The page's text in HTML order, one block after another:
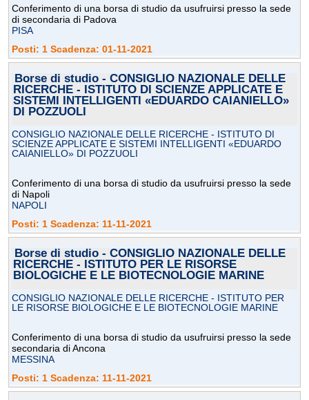
Conferimento di una borsa di studio da usufruirsi presso la sede
di secondaria di Padova
PISA
Posti: 1 Scadenza: 01-11-2021
Borse di studio - CONSIGLIO NAZIONALE DELLE
RICERCHE - ISTITUTO DI SCIENZE APPLICATE E
SISTEMI INTELLIGENTI «EDUARDO CAIANIELLO»
DI POZZUOLI
CONSIGLIO NAZIONALE DELLE RICERCHE - ISTITUTO DI
SCIENZE APPLICATE E SISTEMI INTELLIGENTI «EDUARDO
CAIANIELLO» DI POZZUOLI
Conferimento di una borsa di studio da usufruirsi presso la sede
di Napoli
NAPOLI
Posti: 1 Scadenza: 11-11-2021
Borse di studio - CONSIGLIO NAZIONALE DELLE
RICERCHE - ISTITUTO PER LE RISORSE
BIOLOGICHE E LE BIOTECNOLOGIE MARINE
CONSIGLIO NAZIONALE DELLE RICERCHE - ISTITUTO PER
LE RISORSE BIOLOGICHE E LE BIOTECNOLOGIE MARINE
Conferimento di una borsa di studio da usufruirsi presso la sede
secondaria di Ancona
MESSINA
Posti: 1 Scadenza: 11-11-2021